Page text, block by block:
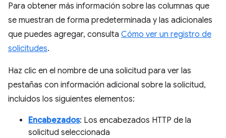
Para obtener más información sobre las columnas que
se muestran de forma predeterminada y las adicionales
que puedes agregar, consulta Cómo ver un registro de
solicitudes.
Haz clic en el nombre de una solicitud para ver las
pestañas con información adicional sobre la solicitud,
incluidos los siguientes elementos:
Encabezados: Los encabezados HTTP de la
solicitud seleccionada